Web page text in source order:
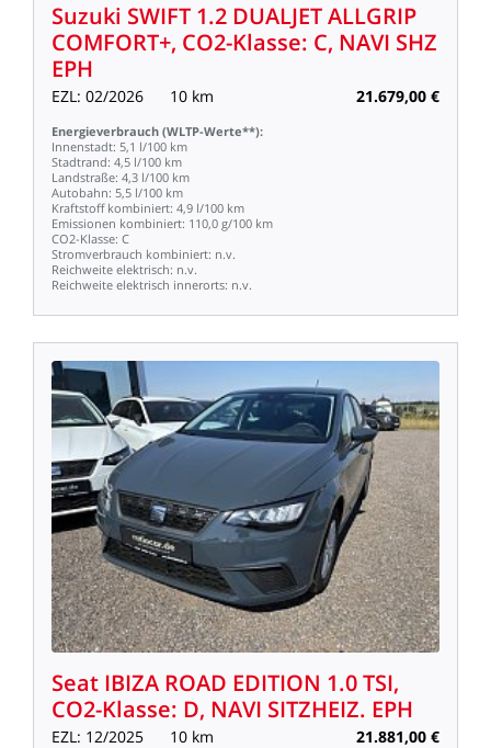
Suzuki SWIFT 1.2 DUALJETALLGRIP
COMFORT+, CO2-Klasse: C, NAVI SHZ
EPH
EZL: 02/2026 10 km 21.679,00 €
Energieverbrauch (WLTP-Werte**):
Innenstadt: 5,1 l/100 km
Stadtrand: 4,5 l/100 km
Landstraße: 4,3 l/100 km
Autobahn: 5,5 l/100 km
Kraftstoff kombiniert: 4,9 l/100 km
Emissionen kombiniert: 110,0 g/100 km
CO2-Klasse: C
Stromverbrauch kombiniert: n.v.
Reichweite elektrisch: n.v.
Reichweite elektrisch innerorts: n.v.
Seat IBIZA ROAD EDITION 1.0TSI,
CO2-Klasse: D, NAVI SITZHEIZ. EPH
EZL: 12/2025 10 km 21.881,00 €